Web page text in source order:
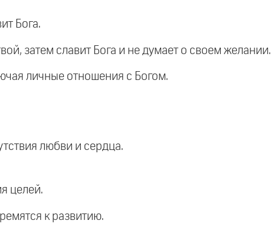
Бога.
затем славит Бога и не думает о своем желании.
личные отношения с Богом.
любви и сердца.
целей.
к развитию.